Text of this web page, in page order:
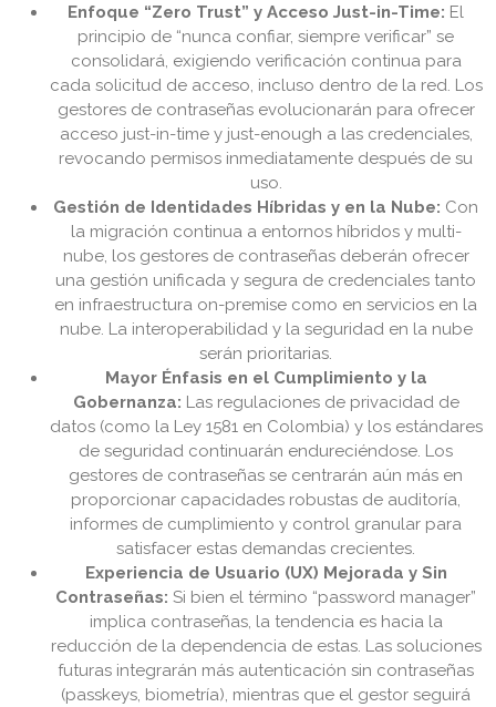
Enfoque “Zero Trust” y Acceso Just-in-Time: El
principio de “nunca confiar, siempre verificar” se
consolidará, exigiendo verificación continua para
cada solicitud de acceso, incluso dentro de la red. Los
gestores de contraseñas evolucionarán para ofrecer
acceso just-in-time y just-enough a las credenciales,
revocando permisos inmediatamente después de su
uso.
Gestión de Identidades Híbridas y en la Nube: Con
la migración continua a entornos híbridos y multi-
nube, los gestores de contraseñas deberán ofrecer
una gestión unificada y segura de credenciales tanto
en infraestructura on-premise como en servicios en la
nube. La interoperabilidad y la seguridad en la nube
serán prioritarias.
Mayor Énfasis en el Cumplimiento y la
Gobernanza: Las regulaciones de privacidad de
datos (como la Ley 1581 en Colombia) y los estándares
de seguridad continuarán endureciéndose. Los
gestores de contraseñas se centrarán aún más en
proporcionar capacidades robustas de auditoría,
informes de cumplimiento y control granular para
satisfacer estas demandas crecientes.
Experiencia de Usuario (UX) Mejorada y Sin
Contraseñas: Si bien el término “password manager”
implica contraseñas, la tendencia es hacia la
reducción de la dependencia de estas. Las soluciones
futuras integrarán más autenticación sin contraseñas
(passkeys, biometría), mientras que el gestor seguirá